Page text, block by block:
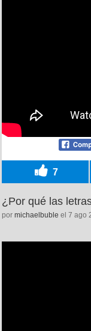
7
¿Por qué las
por michaelbuble el 7 ago